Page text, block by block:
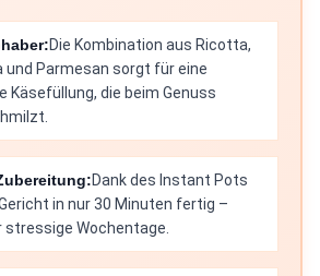
Die Kombination aus Ricotta,
und Parmesan sorgt für eine
Käsefüllung, die beim Genuss
Dank des Instant Pots
in nur 30 Minuten fertig –
Wochentage.